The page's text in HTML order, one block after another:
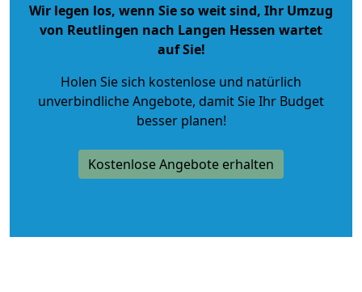
Wir legen los, wenn Sie so weit sind, Ihr Umzug
von Reutlingen nach Langen Hessen wartet
auf Sie!
Holen Sie sich kostenlose und natürlich
unverbindliche Angebote, damit Sie Ihr Budget
besser planen!
Kostenlose Angebote erhalten